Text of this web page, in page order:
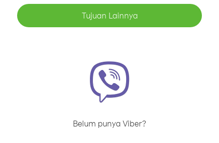
Tujuan Lainnya
Belum punya Viber?